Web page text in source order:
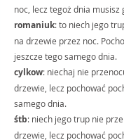
noc, lecz tegoż dnia musisz
romaniuk: to niech jego
na drzewie przez noc.
jeszcze tego samego dnia.
cylkow: niechaj nie
drzewie, lecz pochować
samego dnia.
śtb: niech jego trup nie
drzewie, lecz pochować